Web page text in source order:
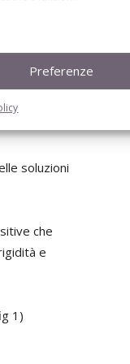
Preferenze
soluzioni
che
e
1)